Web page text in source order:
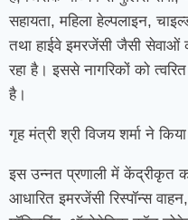
सहायता, महिला हेल्पलाइन,
तथा हाईवे इमरजेंसी जैसी सेवाओं
रहा है। इससे नागरिकों को
है।
गृह मंत्री श्री विजय शर्मा ने
इस उन्नत प्रणाली में केंद्रीकृत
आधारित इमरजेंसी रिस्पॉन्स